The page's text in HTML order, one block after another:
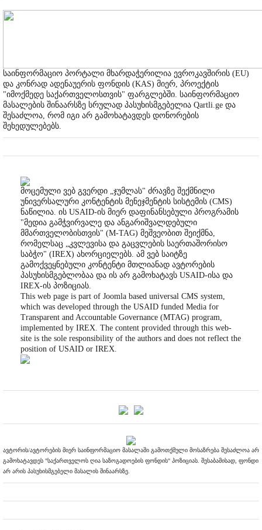
საინფორმაციო პორტალი მხარდაჭერილია ევროკავშირის (EU)
და კონრად ადენაუერის ფონდის (KAS) მიერ, პროექტის
"იმოქმედე საქართველოსთვის" ფარგლებში. საინფორმაციო
მასალების შინაარსზე სრულად პასუხისმგებელია Qartli.ge და
შესაძლოა, რომ იგი არ გამოხატავდეს დონორების
შეხედულებებს.
მოცემული ვებ გვერდი „ჯუმლას" ძრავზე შექმნილი
უნივერსალური კონტენტის მენეჯმენტის სისტემის (CMS)
ნაწილია. ის USAID-ის მიერ დაფინანსებული პროგრამის
"მედია გამჭვირვალე და ანგარიშვალდებული
მმართველობისთვის" (M-TAG) მეშვეობით შეიქმნა,
რომელსაც „კვლევისა და გაცვლების საერთაშორისო
საბჭო" (IREX) ახორციელებს. ამ ვებ საიტზე
გამოქვეყნებული კონტენტი მთლიანად ავტორების
პასუხისმგებლობაა და ის არ გამოხატავს USAID-ისა და
IREX-ის პოზიციას.
This web page is part of Joomla based universal CMS system,
which was developed through the USAID funded Media for
Transparent and Accountable Governance (MTAG) program,
implemented by IREX. The content provided through this web-
site is the sole responsibility of the authors and does not reflect the
position of USAID or IREX.
ავტორის/ავტორების მიერ საინფორმაციო მასალაში გამოთქმული მოსაზრება შესაძლოა არ
გამოხატავდეს "საქართველოს ღია საზოგადოების ფონდის" პოზიციას. შესაბამისად, ფონდი
არ არის პასუხისმგებელი მასალის შინაარსზე.